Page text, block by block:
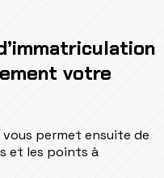
votre
permet ensuite de
et les points à